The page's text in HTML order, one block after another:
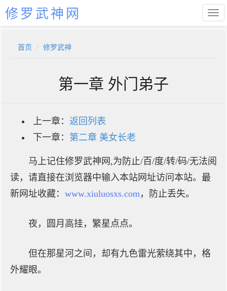
修罗武神网
首页 修罗武神
第一章 外门弟子
上一章： 返回列表
下一章： 第二章 美女长老
马上记住修罗武神网,为防止/百/度/转/码/无法阅
读，请直接在浏览器中输入本站网址访问本站。最
新网址收藏： www.xiuluosxs.com，防止丢失。
夜，圆月高挂，繁星点点。
但在那星河之间，却有九色雷光萦绕其中，格
外耀眼。